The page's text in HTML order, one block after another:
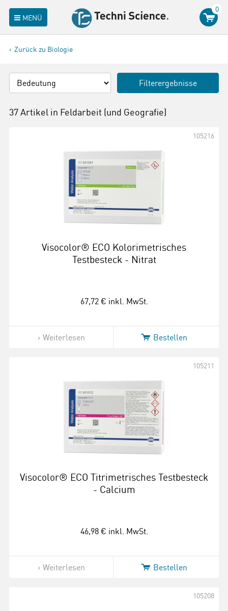
MENÜ
0
Zurück zu Biologie
Filterergebnisse
37 Artikel in Feldarbeit (und Geografie)
Visocolor® ECO Kolorimetrisches
Testbesteck - Nitrat
105216
67,72 € inkl. MwSt.
Weiterlesen Bestellen
Visocolor® ECO Titrimetrisches Testbesteck
- Calcium
105211
46,98 € inkl. MwSt.
Weiterlesen Bestellen
105208